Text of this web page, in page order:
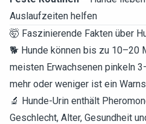
Auslaufzeiten helfen
🤯 Faszinierende Fakten über
🐕 Hunde können bis zu 10–20
meisten Erwachsenen pinkeln
mehr oder weniger ist ein
🔬 Hunde-Urin enthält
Geschlecht, Alter, Gesundheit